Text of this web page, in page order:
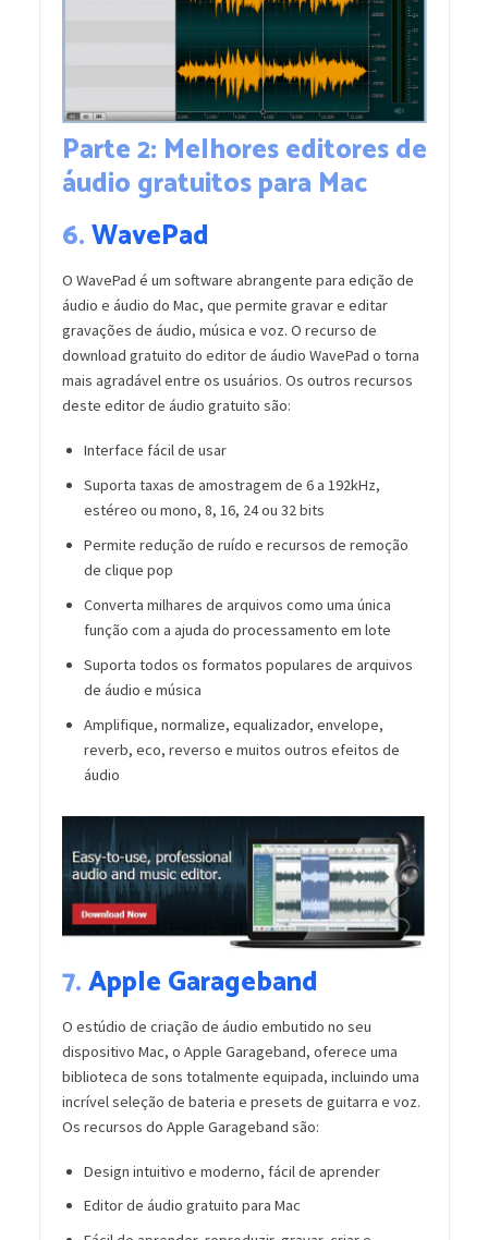
Parte 2: Melhores editores de
áudio gratuitos para Mac
6.WavePad
O WavePad é um software abrangente para edição de
áudio e áudio do Mac, que permite gravar e editar
gravações de áudio, música e voz. O recurso de
download gratuito do editor de áudio WavePad o torna
mais agradável entre os usuários. Os outros recursos
deste editor de áudio gratuito são:
Interface fácil de usar
Suporta taxas de amostragem de 6 a 192kHz,
estéreo ou mono, 8, 16, 24 ou 32 bits
Permite redução de ruído e recursos de remoção
de clique pop
Converta milhares de arquivos como uma única
função com a ajuda do processamento em lote
Suporta todos os formatos populares de arquivos
de áudio e música
Amplifique, normalize, equalizador, envelope,
reverb, eco, reverso e muitos outros efeitos de
áudio
7.Apple Garageband
O estúdio de criação de áudio embutido no seu
dispositivo Mac, o Apple Garageband, oferece uma
biblioteca de sons totalmente equipada, incluindo uma
incrível seleção de bateria e presets de guitarra e voz.
Os recursos do Apple Garageband são:
Design intuitivo e moderno, fácil de aprender
Editor de áudio gratuito para Mac